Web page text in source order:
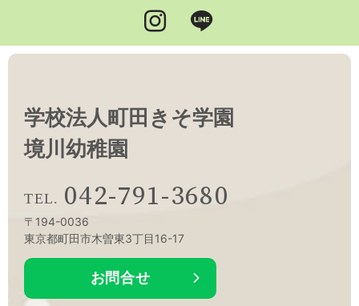
Instagram
学校法人町田きそ学園
境川幼稚園
042-791-3680
〒194-0036
東京都町田市木曽東3丁目16-17
お問合せ